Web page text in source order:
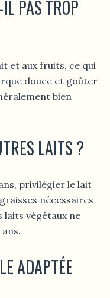
PAS TROP
et aux fruits, ce qui
douce et goûter
bien
LAITS ?
privilégier le lait
nécessaires
laits végétaux ne
ADAPTÉE